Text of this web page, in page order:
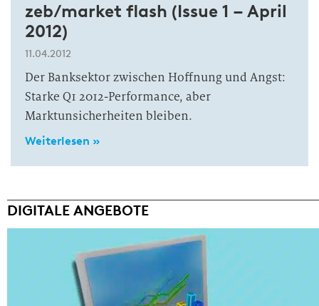
zeb/market flash (Issue 1 – April
2012)
11.04.2012
Der Banksektor zwischen Hoffnung und Angst:
Starke Q1 2012-Performance, aber
Marktunsicherheiten bleiben.
Weiterlesen »
DIGITALE ANGEBOTE